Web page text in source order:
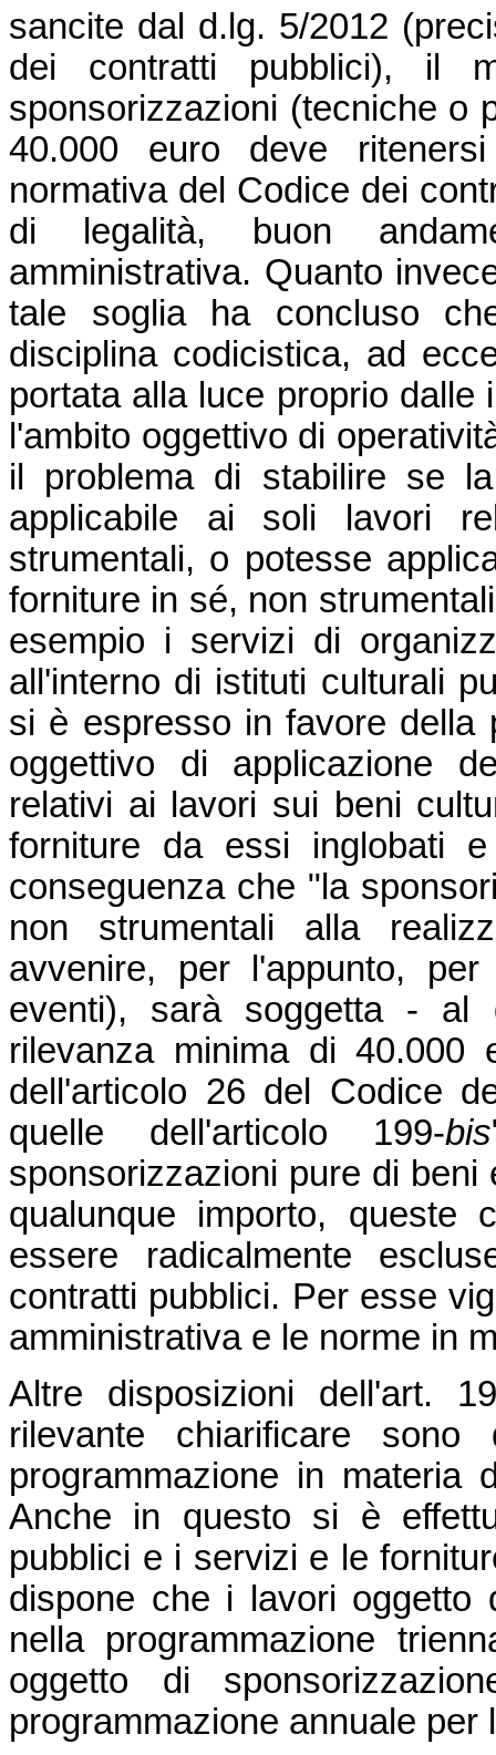
sancite dal d.lg. 5/2012
dei contratti pubblici), il
sponsorizzazioni (tecniche o
40.000 euro deve
normativa del Codice dei
di legalità, buon
amministrativa. Quanto
tale soglia ha concluso
disciplina codicistica, ad
portata alla luce proprio dalle
l'ambito oggettivo di
il problema di stabilire se
applicabile ai soli lavori
strumentali, o potesse
forniture in sé, non
esempio i servizi di
all'interno di istituti culturali
si è espresso in favore della
oggettivo di applicazione
relativi ai lavori sui beni
forniture da essi inglobati
conseguenza che "la
non strumentali alla
avvenire, per l'appunto,
eventi), sarà soggetta - al
rilevanza minima di 40.000
dell'articolo 26 del Codice
quelle dell'articolo 199-bis
sponsorizzazioni pure di
qualunque importo, queste
essere radicalmente
contratti pubblici. Per esse
amministrativa e le norme in
Altre disposizioni dell'art.
rilevante chiarificare
programmazione in materia
Anche in questo si è
pubblici e i servizi e le
dispone che i lavori oggetto
nella programmazione
oggetto di
programmazione annuale